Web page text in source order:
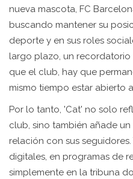
nueva mascota, FC
buscando mantener su
deporte y en sus roles
largo plazo, un
que el club, hay que
mismo tiempo estar abierto
Por lo tanto, 'Cat' no solo
club, sino también añade
relación con sus
digitales, en programas de
simplemente en la tribuna